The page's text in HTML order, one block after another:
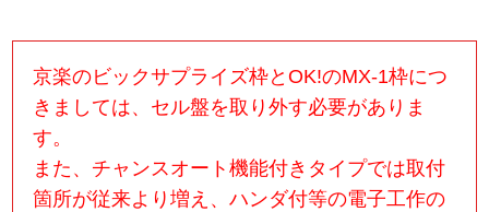
京楽のビックサプライズ枠とOK!のMX-1枠につ
きましては、セル盤を取り外す必要がありま
す。
また、チャンスオート機能付きタイプでは取付
箇所が従来より増え、ハンダ付等の電子工作の